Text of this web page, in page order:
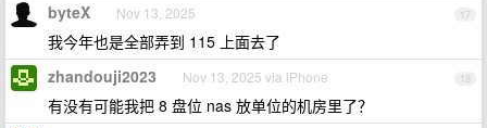
17
byteX Nov 13, 2025
我今年也是全部弄到 115 上面去了
18
zhandouji2023 Nov 13, 2025 via iPhone
有没有可能我把 8 盘位 nas 放单位的机房里了？